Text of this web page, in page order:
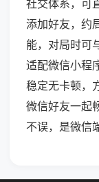
社交体系，可
添加好友，约
能，对局时可
适配微信小程
稳定无卡顿，
微信好友一起
不误，是微信